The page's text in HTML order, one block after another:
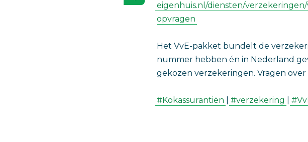
eigenhuis.nl/diensten/
opvragen
Het VvE-pakket bundelt de
nummer hebben én in Nederland
gekozen verzekeringen. Vragen over
#Kokassurantiën #verzekering